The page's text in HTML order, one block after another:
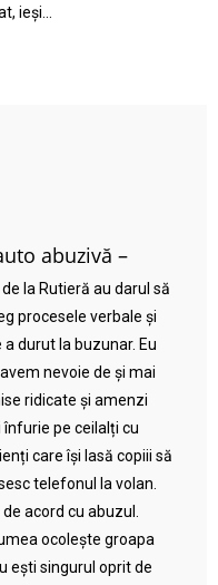
ieși…
abuzivă –
la Rutieră au darul să
procesele verbale și
durut la buzunar. Eu
nevoie de și mai
ridicate și amenzi
pe ceilalți cu
care își lasă copiii să
telefonul la volan.
acord cu abuzul.
ocolește groapa
ești singurul oprit de